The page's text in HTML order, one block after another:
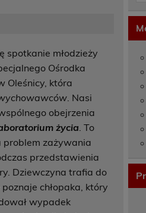
spotkanie młodzieży
Ośrodka
Oleśnicy, która
. Nasi
obejrzenia
życia . To
zażywania
przedstawienia
Dziewczyna trafia do
chłopaka, który
wypadek